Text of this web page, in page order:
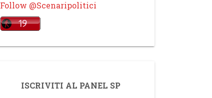
Follow @Scenaripolitici
ISCRIVITI AL PANEL SP